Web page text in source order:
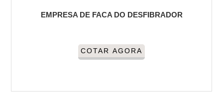
EMPRESA DE FACA DO DESFIBRADOR
COTAR AGORA